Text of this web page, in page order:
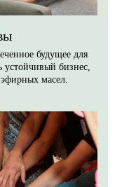
будущее для
устойчивый бизнес,
масел.